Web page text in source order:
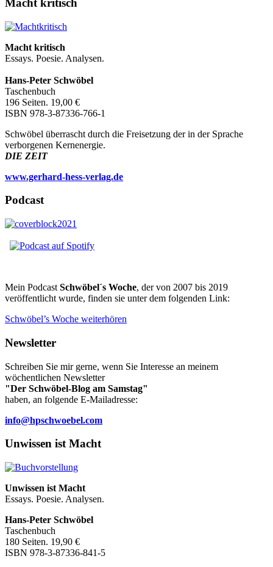
Macht kritisch
Macht kritisch
Essays. Poesie. Analysen.
Hans-Peter Schwöbel
Taschenbuch
196 Seiten. 19,00 €
ISBN 978-3-87336-766-1
Schwöbel überrascht durch die Freisetzung der in der Sprache
verborgenen Kernenergie.
DIE ZEIT
www.gerhard-hess-verlag.de
Podcast
Mein Podcast Schwöbel´s Woche, der von 2007 bis 2019
veröffentlicht wurde, finden sie unter dem folgenden Link:
Schwöbel’s Woche weiterhören
Newsletter
Schreiben Sie mir gerne, wenn Sie Interesse an meinem
wöchentlichen Newsletter
"Der Schwöbel-Blog am Samstag"
haben, an folgende E-Mailadresse:
info@hpschwoebel.com
Unwissen ist Macht
Unwissen ist Macht
Essays. Poesie. Analysen.
Hans-Peter Schwöbel
Taschenbuch
180 Seiten. 19,90 €
ISBN 978-3-87336-841-5